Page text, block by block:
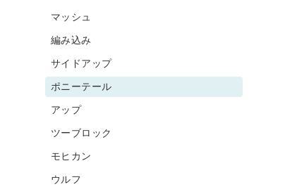
マッシュ
編み込み
サイドアップ
ポニーテール
アップ
ツーブロック
モヒカン
ウルフ